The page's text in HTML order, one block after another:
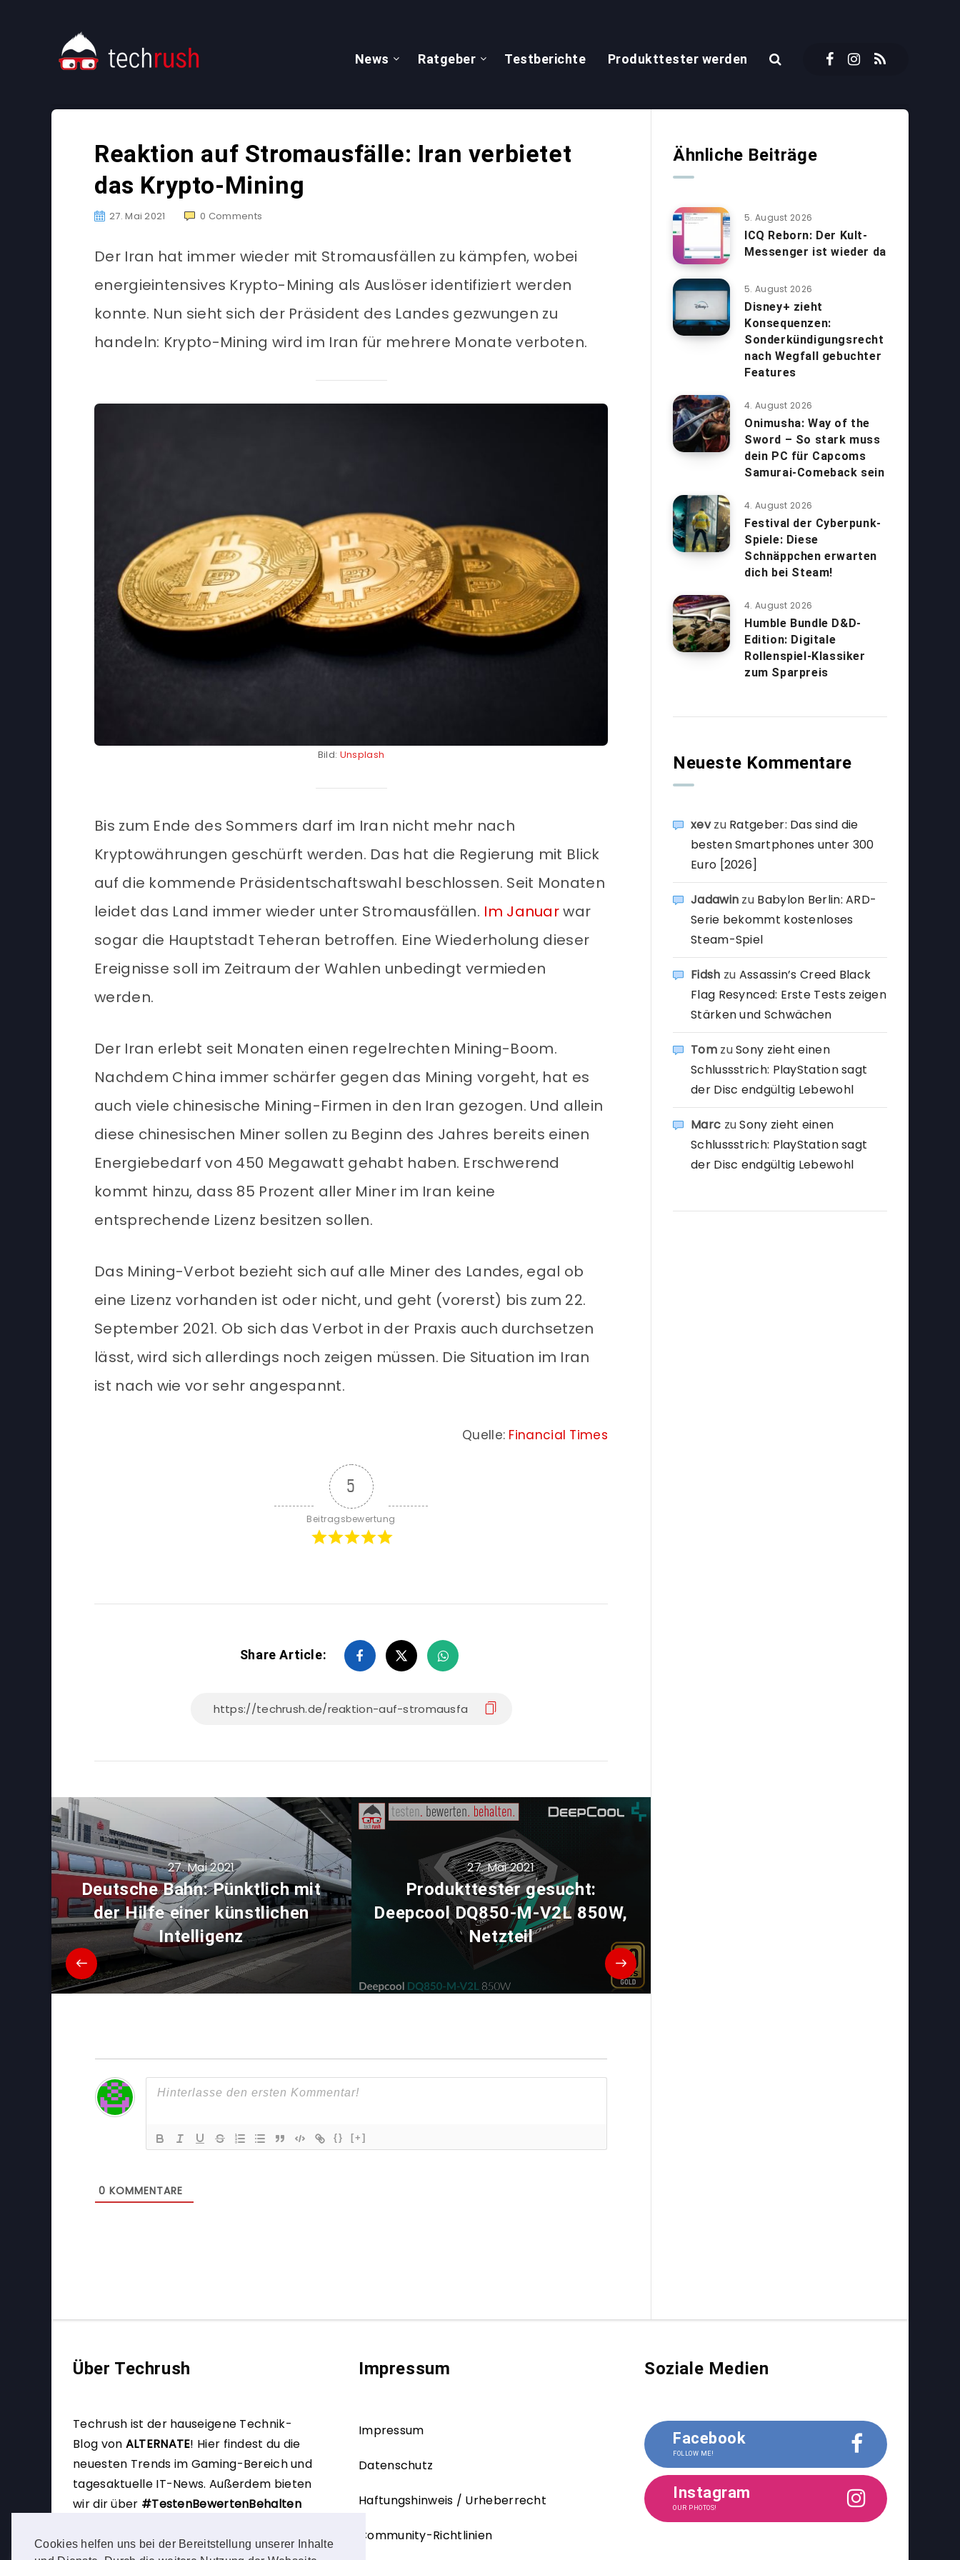
Cookies helfen uns bei der Bereitstellung unserer Inhalte
News Ratgeber Testberichte Produkttester werden
Reaktion auf Stromausfälle: Iran verbietet
das Krypto-Mining
27. Mai 2021 0 Comments
Der Iran hat immer wieder mit Stromausfällen zu kämpfen, wobei
energieintensives Krypto-Mining als Auslöser identifiziert werden
konnte. Nun sieht sich der Präsident des Landes gezwungen zu
handeln: Krypto-Mining wird im Iran für mehrere Monate verboten.
Bild: Unsplash
Bis zum Ende des Sommers darf im Iran nicht mehr nach
Kryptowährungen geschürft werden. Das hat die Regierung mit Blick
auf die kommende Präsidentschaftswahl beschlossen. Seit Monaten
leidet das Land immer wieder unter Stromausfällen. Im Januarwar
sogar die Hauptstadt Teheran betroffen. Eine Wiederholung dieser
Ereignisse soll im Zeitraum der Wahlen unbedingt vermieden
werden.
Der Iran erlebt seit Monaten einen regelrechten Mining-Boom.
Nachdem China immer schärfer gegen das Mining vorgeht, hat es
auch viele chinesische Mining-Firmen in den Iran gezogen. Und allein
diese chinesischen Miner sollen zu Beginn des Jahres bereits einen
Energiebedarf von 450 Megawatt gehabt haben. Erschwerend
kommt hinzu, dass 85 Prozent aller Miner im Iran keine
entsprechende Lizenz besitzen sollen.
Das Mining-Verbot bezieht sich auf alle Miner des Landes, egal ob
eine Lizenz vorhanden ist oder nicht, und geht (vorerst) bis zum 22.
September 2021. Ob sich das Verbot in der Praxis auch durchsetzen
lässt, wird sich allerdings noch zeigen müssen. Die Situation im Iran
ist nach wie vor sehr angespannt.
Quelle: Financial Times
5
Beitragsbewertung
Share Article:
27. Mai 2021
Deutsche Bahn: Pünktlich mit
der Hilfe einer künstlichen
Intelligenz
27. Mai 2021
Produkttester gesucht:
Deepcool DQ850-M-V2L 850W,
Netzteil
{} [+]
0 KOMMENTARE
Ähnliche Beiträge
5. August 2026
ICQ Reborn: Der Kult-
Messenger ist wieder da
5. August 2026
Disney+ zieht
Konsequenzen:
Sonderkündigungsrecht
nach Wegfall gebuchter
Features
4. August 2026
Onimusha: Way of the
Sword – So stark muss
dein PC für Capcoms
Samurai-Comeback sein
4. August 2026
Festival der Cyberpunk-
Spiele: Diese
Schnäppchen erwarten
dich bei Steam!
4. August 2026
Humble Bundle D&D-
Edition: Digitale
Rollenspiel-Klassiker
zum Sparpreis
Neueste Kommentare
xevzu Ratgeber: Das sind die
besten Smartphones unter 300
Euro [2026]
Jadawin zu Babylon Berlin: ARD-
Serie bekommt kostenloses
Steam-Spiel
Fidsh zu Assassin’s Creed Black
Flag Resynced: Erste Tests zeigen
Stärken und Schwächen
TomzuSony zieht einen
Schlussstrich: PlayStation sagt
der Disc endgültig Lebewohl
Marc zuSony zieht einen
Schlussstrich: PlayStation sagt
der Disc endgültig Lebewohl
Über Techrush
Techrush ist der hauseigene Technik-
Blog von ALTERNATE! Hier findest du die
neuesten Trends im Gaming-Bereich und
tagesaktuelle IT-News. Außerdem bieten
wir dir über #TestenBewertenBehalten
werden.
Impressum
Impressum
Datenschutz
Haftungshinweis / Urheberrecht
Community-Richtlinien
Soziale Medien
Facebook
FOLLOW ME!
Instagram
OUR PHOTOS!